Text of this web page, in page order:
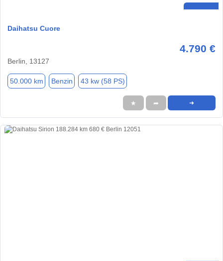
Daihatsu Cuore
4.790 €
Berlin, 13127
50.000 km Benzin 43 kw (58 PS)
★ ➦ ➜